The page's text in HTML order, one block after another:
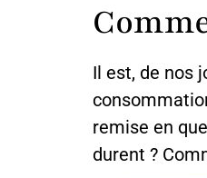
Il est, de nos
remise en
durent ?